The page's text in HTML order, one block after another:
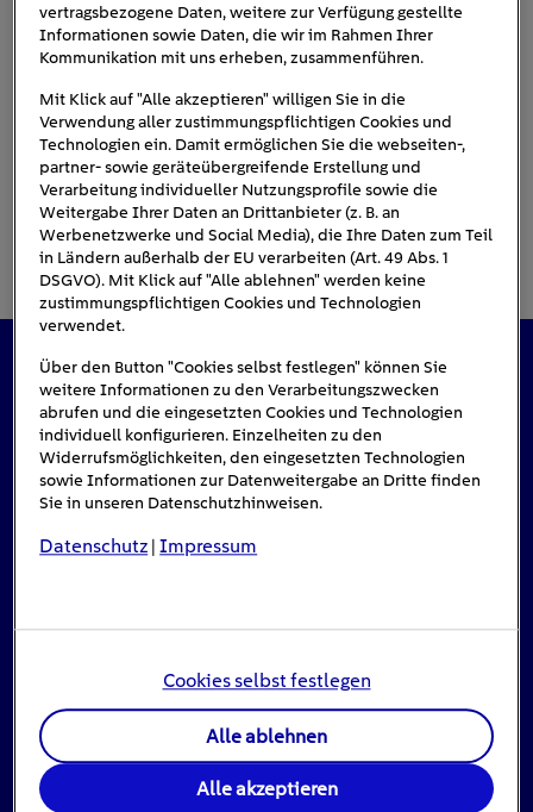
Das könnte Sie auch interessieren
Stromausfall: Das ist zu tun, wenn das Licht
vertragsbezogene Daten, weitere zur Verfügung gestellte
Informationen sowie Daten, die wir im Rahmen Ihrer
Kommunikation mit uns erheben, zusammenführen.
Mit Klick auf "Alle akzeptieren" willigen Sie in die
Verwendung aller zustimmungspflichtigen Cookies und
Technologien ein. Damit ermöglichen Sie die webseiten-,
partner- sowie geräteübergreifende Erstellung und
Verarbeitung individueller Nutzungsprofile sowie die
Weitergabe Ihrer Daten an Drittanbieter (z. B. an
Werbenetzwerke und Social Media), die Ihre Daten zum Teil
in Ländern außerhalb der EU verarbeiten (Art. 49 Abs. 1
DSGVO). Mit Klick auf "Alle ablehnen" werden keine
zustimmungspflichtigen Cookies und Technologien
verwendet.
Über den Button "Cookies selbst festlegen" können Sie
weitere Informationen zu den Verarbeitungszwecken
abrufen und die eingesetzten Cookies und Technologien
individuell konfigurieren. Einzelheiten zu den
Widerrufsmöglichkeiten, den eingesetzten Technologien
sowie Informationen zur Datenweitergabe an Dritte finden
Sie in unseren Datenschutzhinweisen.
Datenschutz |Impressum
Cookies selbst festlegen
Alle ablehnen
Alle akzeptieren